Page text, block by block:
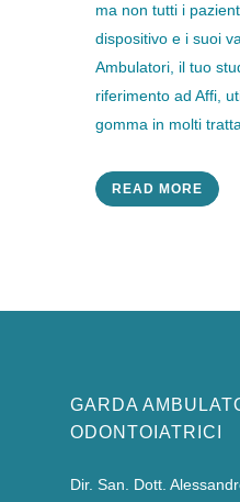
ma non tutti i
dispositivo e i suoi
Ambulatori, il tuo
riferimento ad Affi,
gomma in molti
READ MORE
GARDA
ODONTOIATRICI
Dir. San. Dott.